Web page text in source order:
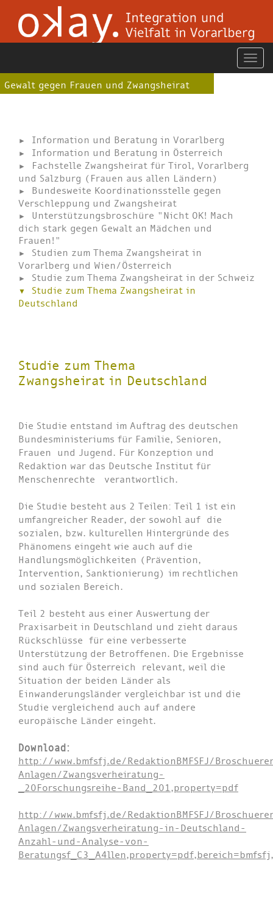
Gewalt gegen Frauen und Zwangsheirat
Information und Beratung in Vorarlberg
Information und Beratung in Österreich
Fachstelle Zwangsheirat für Tirol, Vorarlberg
und Salzburg (Frauen aus allen Ländern)
Bundesweite Koordinationsstelle gegen
Verschleppung und Zwangsheirat
Unterstützungsbroschüre "Nicht OK! Mach
dich stark gegen Gewalt an Mädchen und
Frauen!"
Studien zum Thema Zwangsheirat in
Vorarlberg und Wien/Österreich
Studie zum Thema Zwangsheirat in der Schweiz
Studie zum Thema Zwangsheirat in
Deutschland
Studie zum Thema
Zwangsheirat in Deutschland
Die Studie entstand im Auftrag des deutschen
Bundesministeriums für Familie, Senioren,
Frauen und Jugend. Für Konzeption und
Redaktion war das Deutsche Institut für
Menschenrechte verantwortlich.
Die Studie besteht aus 2 Teilen: Teil 1 ist ein
umfangreicher Reader, der sowohl auf die
sozialen, bzw. kulturellen Hintergründe des
Phänomens eingeht wie auch auf die
Handlungsmöglichkeiten (Prävention,
Intervention, Sanktionierung) im rechtlichen
und sozialen Bereich.
Teil 2 besteht aus einer Auswertung der
Praxisarbeit in Deutschland und zieht daraus
Rückschlüsse für eine verbesserte
Unterstützung der Betroffenen. Die Ergebnisse
sind auch für Österreich relevant, weil die
Situation der beiden Länder als
Einwanderungsländer vergleichbar ist und die
Studie vergleichend auch auf andere
europäische Länder eingeht.
Download:
http://www.bmfsfj.de/RedaktionBMFSFJ/
Anlagen/Zwangsverheiratung-
_20Forschungsreihe-Band_201,property=pdf
http://www.bmfsfj.de/RedaktionBMFSFJ/
Anlagen/Zwangsverheiratung-in-Deutschland-
Anzahl-und-Analyse-von-